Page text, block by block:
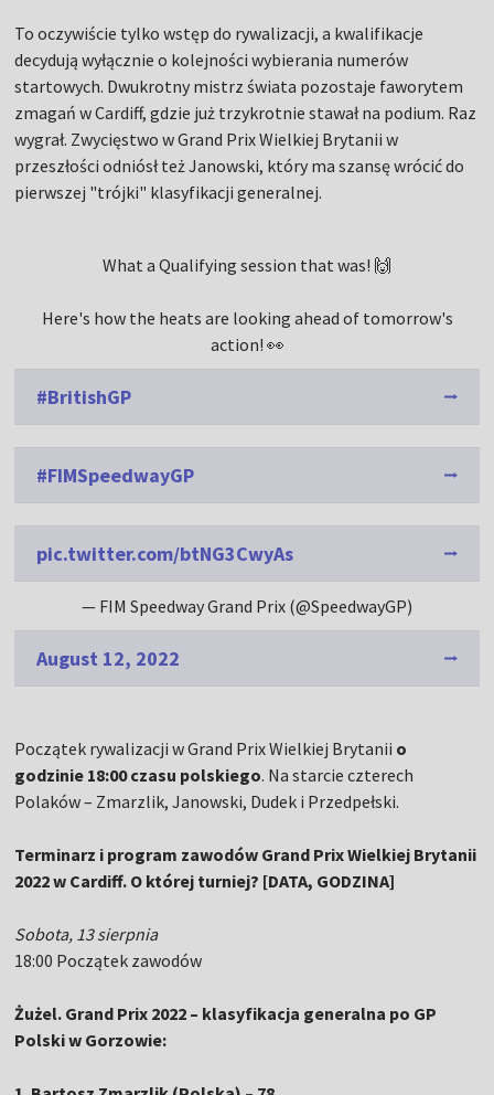
To oczywiście tylko wstęp do rywalizacji, a kwalifikacje
decydują wyłącznie o kolejności wybierania numerów
startowych. Dwukrotny mistrz świata pozostaje faworytem
zmagań w Cardiff, gdzie już trzykrotnie stawał na podium. Raz
wygrał. Zwycięstwo w Grand Prix Wielkiej Brytanii w
przeszłości odniósł też Janowski, który ma szansę wrócić do
pierwszej "trójki" klasyfikacji generalnej.
What a Qualifying session that was! 🙌
Here's how the heats are looking ahead of tomorrow's
action! 👀
#BritishGP
#FIMSpeedwayGP
pic.twitter.com/btNG3CwyAs
— FIM Speedway Grand Prix (@SpeedwayGP)
August 12, 2022
Początek rywalizacji w Grand Prix Wielkiej Brytanii o
godzinie 18:00 czasu polskiego. Na starcie czterech
Polaków – Zmarzlik, Janowski, Dudek i Przedpełski.
Terminarz i program zawodów Grand Prix Wielkiej Brytanii
2022 w Cardiff. O której turniej? [DATA, GODZINA]
Sobota, 13 sierpnia
18:00 Początek zawodów
Żużel. Grand Prix 2022 – klasyfikacja generalna po GP
Polski w Gorzowie: